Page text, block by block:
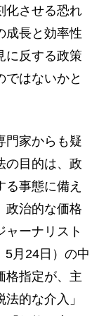
化させる恐れ
成長と効率性
に反する政策
ではないかと
門家からも疑
の目的は、政
事態に備え
政治的な価格
ャーナリスト
5月24日）の中
格指定が、主
的な介入」